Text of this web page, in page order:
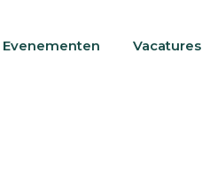
Evenementen Vacatures